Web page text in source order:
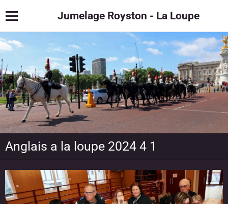
Jumelage Royston - La Loupe
Anglais a la loupe 2024 4 1